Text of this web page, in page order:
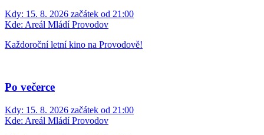
Kdy: 15. 8. 2026 začátek od 21:00
Kde: Areál Mládí Provodov
Každoroční letní kino na Provodově!
Po večerce
Kdy: 15. 8. 2026 začátek od 21:00
Kde: Areál Mládí Provodov